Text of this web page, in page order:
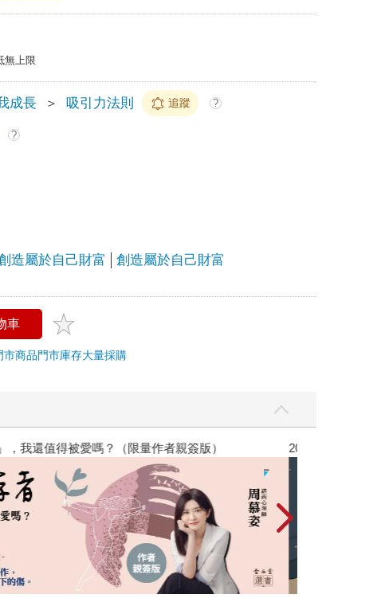
無上限
成長 ＞ 吸引力法則 追蹤 ?
?
造屬於自己財富 創造屬於自己財富
車
市商品門市庫存大量採購
我還值得被愛嗎？（限量作者親簽版） 2026年8月金石